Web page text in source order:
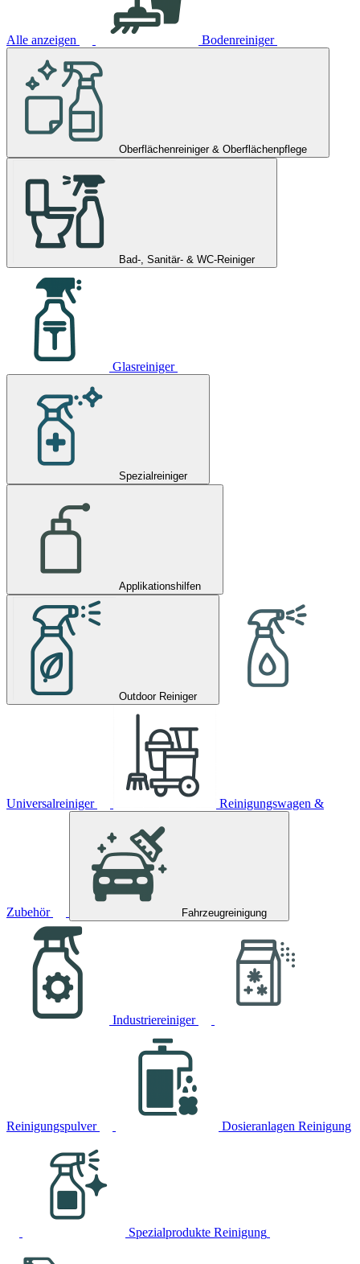
Alle anzeigen Bodenreiniger
Oberflächenreiniger & Oberflächenpflege
Bad-, Sanitär- & WC-Reiniger
Glasreiniger
Spezialreiniger
Applikationshilfen
Outdoor Reiniger
Universalreiniger Reinigungswagen &
Zubehör Fahrzeugreinigung
Industriereiniger
Reinigungspulver Dosieranlagen Reinigung
Spezialprodukte Reinigung